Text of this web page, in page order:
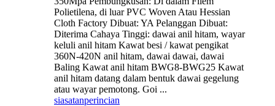
Polietilena, di luar PVC Woven Atau Hessian
Cloth Factory Dibuat: YA Pelanggan Dibuat:
Diterima Cahaya Tinggi: dawai anil hitam, wayar
keluli anil hitam Kawat besi / kawat pengikat
360N-420N anil hitam, dawai dawai, dawai
Baling Kawat anil hitam BWG8-BWG25 Kawat
anil hitam datang dalam bentuk dawai gegelung
atau wayar pemotong. Goi ...
siasatanperincian